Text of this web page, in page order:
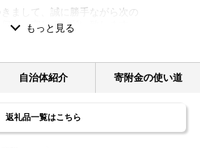
まして、誠に勝手ながら次の
卒、宜しくお願い致します。
申込み頂いたご寄附に
き次第のお届けとなり、
いて、年内発送が必要な方に
水）までに
3019）へご相談ください。
自治体紹介 寄附金の使い道
返礼品一覧はこちら